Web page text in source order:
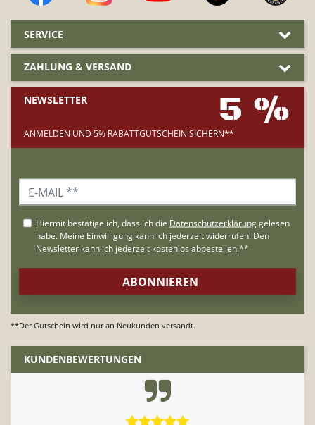
SERVICE
ZAHLUNG & VERSAND
NEWSLETTER 5 %
ANMELDEN UND 5% RABATTGUTSCHEIN SICHERN**
**Der Gutschein wird nur an Neukunden versandt.
KUNDENBEWERTUNGEN